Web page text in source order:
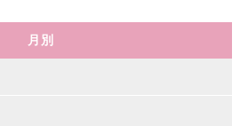
月別